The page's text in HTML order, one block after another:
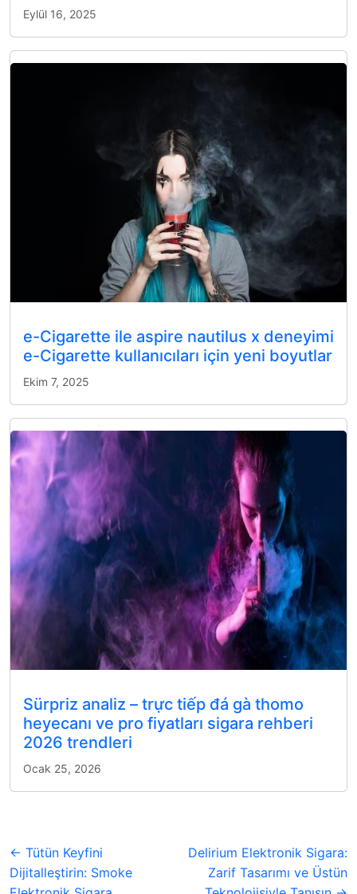
Eylül 16, 2025
e-Cigarette ile aspire nautilus x deneyimi
e-Cigarette kullanıcıları için yeni boyutlar
Ekim 7, 2025
Sürpriz analiz – trực tiếp đá gà thomo
heyecanı ve pro fiyatları sigara rehberi
2026 trendleri
Ocak 25, 2026
← Tütün Keyfini
Dijitalleştirin: Smoke
Delirium Elektronik Sigara:
Zarif Tasarımı ve Üstün